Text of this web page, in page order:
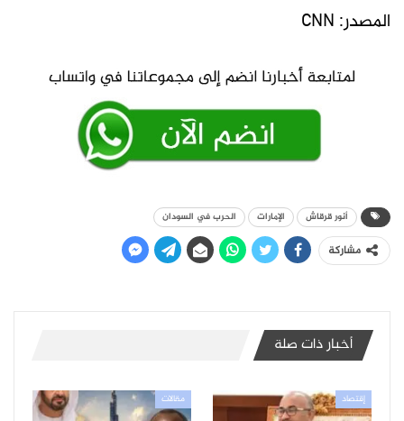
المصدر: CNN
أنور قرقاش الإمارات الحرب في السودان
مشاركة
أخبار ذات صلة
إقتصاد مقالات